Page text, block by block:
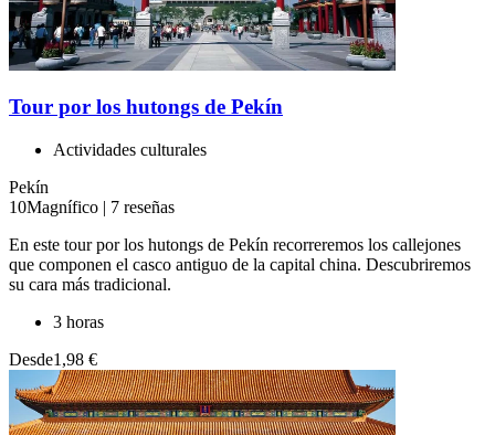
Tour por los hutongs de Pekín
Actividades culturales
Pekín
10Magnífico | 7 reseñas
En este tour por los hutongs de Pekín recorreremos los callejones
que componen el casco antiguo de la capital china. Descubriremos
su cara más tradicional.
3 horas
Desde1,98 €